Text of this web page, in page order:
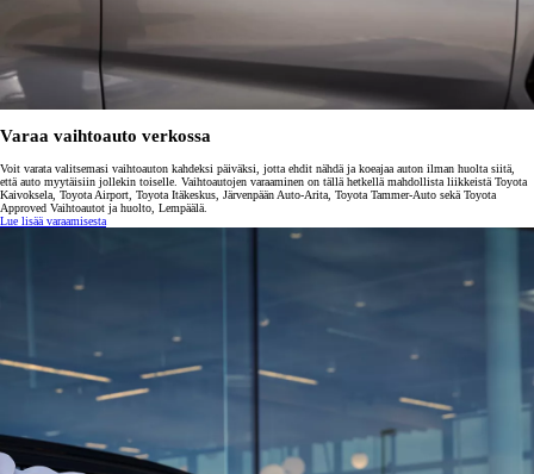
Varaa vaihtoauto verkossa
Voit varata valitsemasi vaihtoauton kahdeksi päiväksi, jotta ehdit nähdä ja koeajaa auton ilman huolta siitä,
että auto myytäisiin jollekin toiselle. Vaihtoautojen varaaminen on tällä hetkellä mahdollista liikkeistä Toyota
Kaivoksela, Toyota Airport, Toyota Itäkeskus, Järvenpään Auto-Arita, Toyota Tammer-Auto sekä Toyota
Approved Vaihtoautot ja huolto, Lempäälä.
Lue lisää varaamisesta